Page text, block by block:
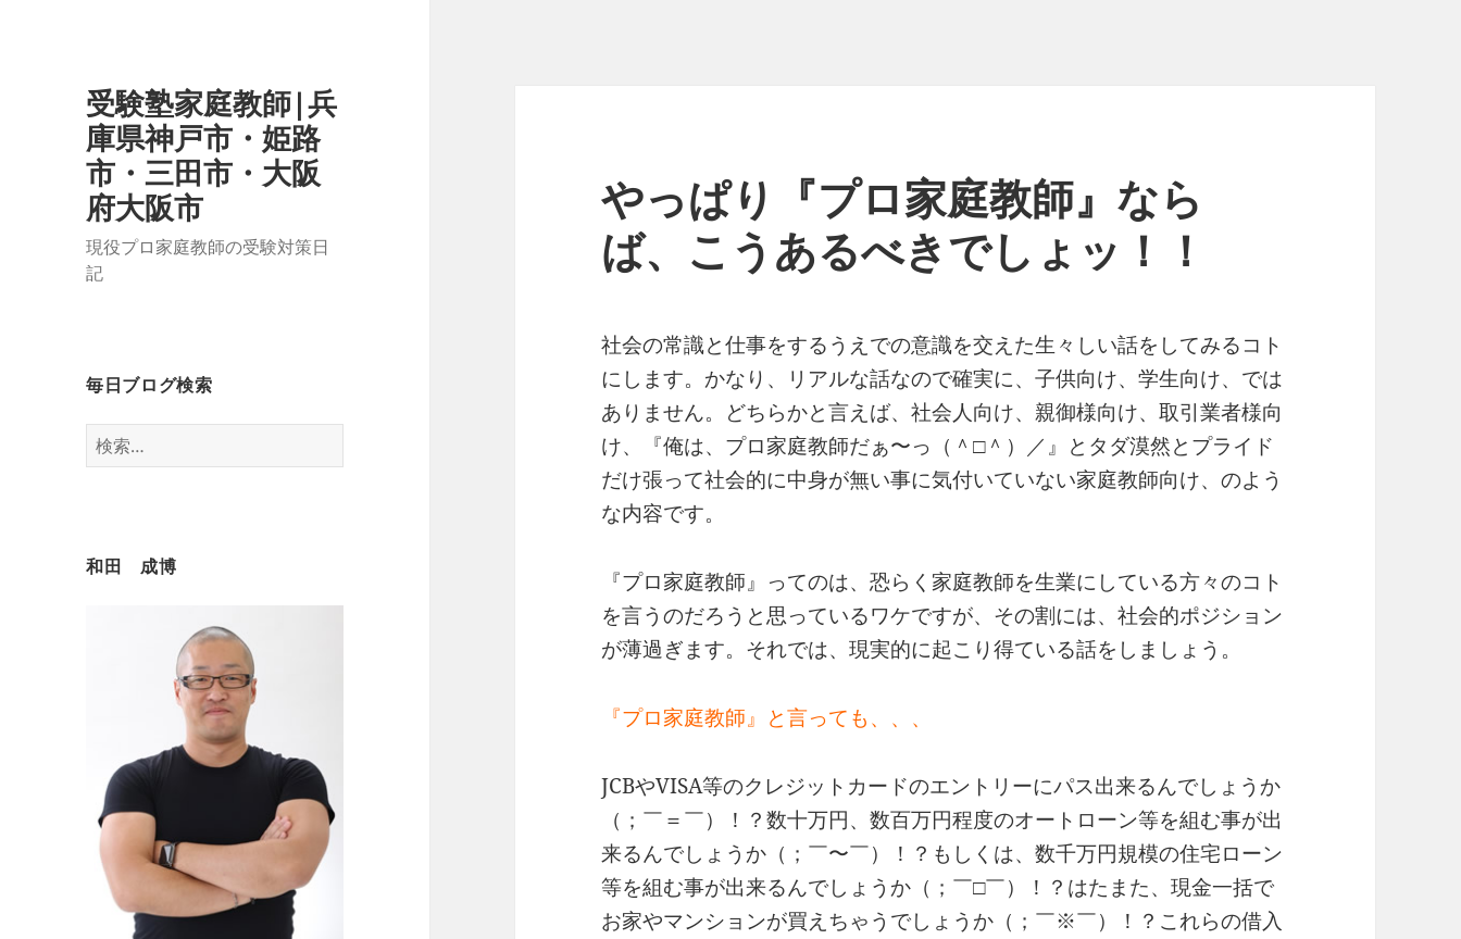
受験塾家庭教師|兵
庫県神戸市・姫路
市・三田市・大阪
府大阪市
現役プロ家庭教師の受験対策日
記
毎日ブログ検索
検
索:
和田 成博
やっぱり『プロ家庭教師』なら
ば、こうあるべきでしょッ！！
社会の常識と仕事をするうえでの意識を交えた生々しい話をしてみるコト
にします。かなり、リアルな話なので確実に、子供向け、学生向け、では
ありません。どちらかと言えば、社会人向け、親御様向け、取引業者様向
け、『俺は、プロ家庭教師だぁ〜っ（＾□＾）／』とタダ漠然とプライド
だけ張って社会的に中身が無い事に気付いていない家庭教師向け、のよう
な内容です。
『プロ家庭教師』ってのは、恐らく家庭教師を生業にしている方々のコト
を言うのだろうと思っているワケですが、その割には、社会的ポジション
が薄過ぎます。それでは、現実的に起こり得ている話をしましょう。
『プロ家庭教師』と言っても、、、
JCBやVISA等のクレジットカードのエントリーにパス出来るんでしょうか
（；￣＝￣）！？数十万円、数百万円程度のオートローン等を組む事が出
来るんでしょうか（；￣〜￣）！？もしくは、数千万円規模の住宅ローン
等を組む事が出来るんでしょうか（；￣□￣）！？はたまた、現金一括で
お家やマンションが買えちゃうでしょうか（；￣※￣）！？これらの借入